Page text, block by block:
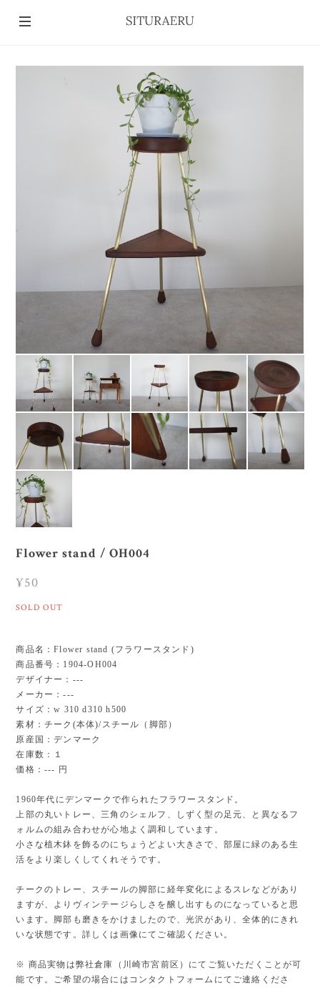
Flower stand / OH004
¥50
SOLD OUT
商品名：Flower stand (フラワースタンド)
商品番号：1904-OH004
デザイナー：---
メーカー：---
サイズ：w 310 d310 h500
素材：チーク(本体)/スチール（脚部）
原産国：デンマーク
在庫数：１
価格：--- 円
1960年代にデンマークで作られたフラワースタンド。
上部の丸いトレー、三角のシェルフ、しずく型の足元、と異なるフ
ォルムの組み合わせが心地よく調和しています。
小さな植木鉢を飾るのにちょうどよい大きさで、部屋に緑のある生
活をより楽しくしてくれそうです。
チークのトレー、スチールの脚部に経年変化によるスレなどがあり
ますが、よりヴィンテージらしさを醸し出すものになっていると思
います。脚部も磨きをかけましたので、光沢があり、全体的にきれ
いな状態です。詳しくは画像にてご確認ください。
※ 商品実物は弊社倉庫（川崎市宮前区）にてご覧いただくことが可
能です。ご希望の場合にはコンタクトフォームにてご連絡くださ